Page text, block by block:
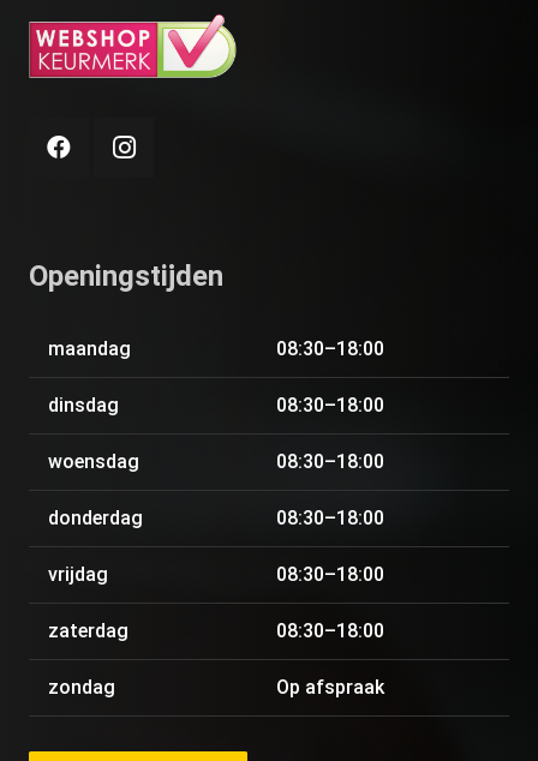
Openingstijden
maandag 08:30–18:00
dinsdag 08:30–18:00
woensdag 08:30–18:00
donderdag 08:30–18:00
vrijdag 08:30–18:00
zaterdag 08:30–18:00
zondag Op afspraak